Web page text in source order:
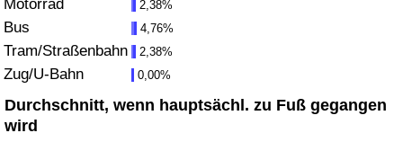
Motorrad 2,38%
Bus 4,76%
Tram/Straßenbahn 2,38%
Zug/U-Bahn 0,00%
Durchschnitt, wenn hauptsächl. zu Fuß gegangen
wird
Verkehr
Verkehrs-Index
Verkehrs-Index (aktuell)